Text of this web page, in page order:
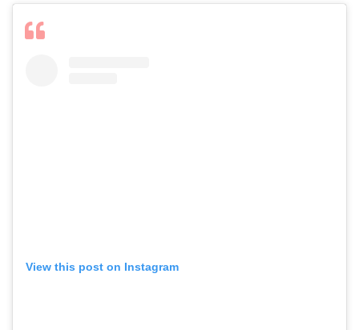
View this post on Instagram